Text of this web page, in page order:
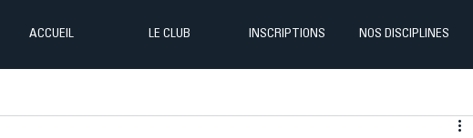
ACCUEIL LE CLUB INSCRIPTIONS NOS DISCIPLINES